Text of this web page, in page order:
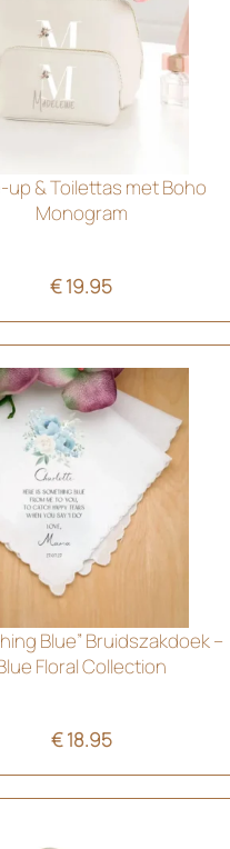
up & Toilettas met Boho
Monogram
€19.95
Blue” Bruidszakdoek –
Floral Collection
€18.95